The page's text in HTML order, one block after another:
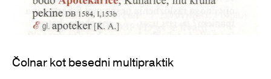
Čolnar kot besedni multipraktik